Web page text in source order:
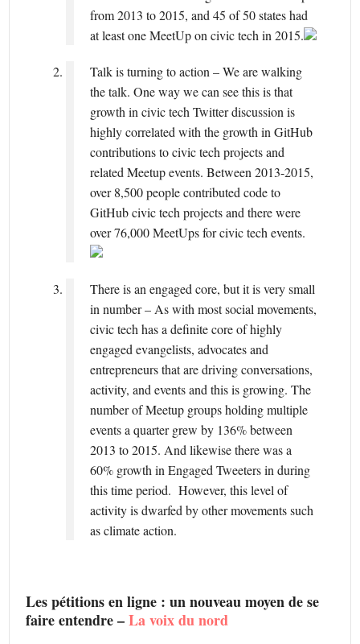
from 2013 to 2015, and 45 of 50 states had
at least one MeetUp on civic tech in 2015.
Talk is turning to action – We are walking
the talk. One way we can see this is that
growth in civic tech Twitter discussion is
highly correlated with the growth in GitHub
contributions to civic tech projects and
related Meetup events. Between 2013-2015,
over 8,500 people contributed code to
GitHub civic tech projects and there were
over 76,000 MeetUps for civic tech events.
There is an engaged core, but it is very small
in number – As with most social movements,
civic tech has a definite core of highly
engaged evangelists, advocates and
entrepreneurs that are driving conversations,
activity, and events and this is growing. The
number of Meetup groups holding multiple
events a quarter grew by 136% between
2013 to 2015. And likewise there was a
60% growth in Engaged Tweeters in during
this time period. However, this level of
activity is dwarfed by other movements such
as climate action.
Les pétitions en ligne : un nouveau moyen de se
faire entendre –La voix du nord